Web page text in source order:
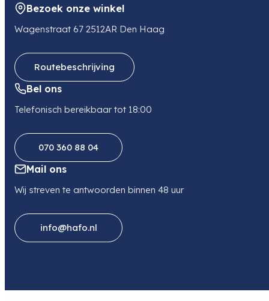
Bezoek onze winkel
Wagenstraat 67 2512AR Den Haag
Routebeschrijving
Bel ons
Telefonisch bereikbaar tot 18:00
070 360 88 04
Mail ons
Wij streven te antwoorden binnen 48 uur
info@hafo.nl